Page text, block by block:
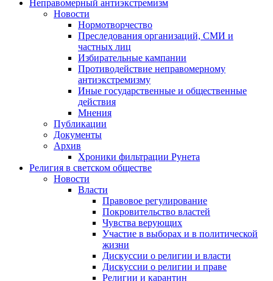
Неправомерный антиэкстремизм
Новости
Нормотворчество
Преследования организаций, СМИ и
частных лиц
Избирательные кампании
Противодействие неправомерному
антиэкстремизму
Иные государственные и общественные
действия
Мнения
Публикации
Документы
Архив
Хроники фильтрации Рунета
Религия в светском обществе
Новости
Власти
Правовое регулирование
Покровительство властей
Чувства верующих
Участие в выборах и в политической
жизни
Дискуссии о религии и власти
Дискуссии о религии и праве
Религии и карантин